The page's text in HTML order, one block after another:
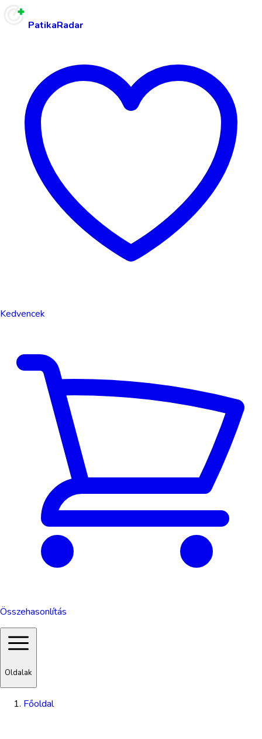
PatikaRadar
Kedvencek
Összehasonlítás
Oldalak
Főoldal